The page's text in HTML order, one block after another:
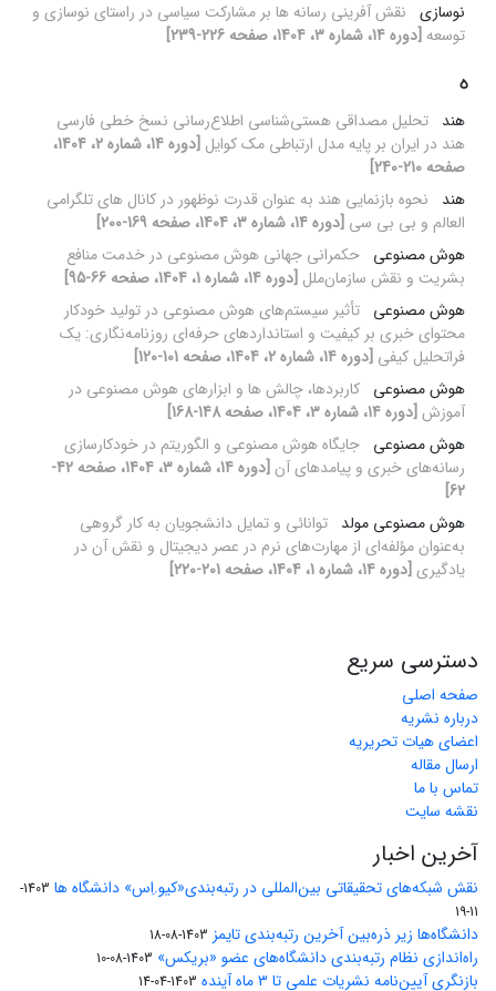
نوسازی نقش آفرینی رسانه ها بر مشارکت سیاسی در راستای نوسازی و
توسعه [دوره 14، شماره 3، 1404، صفحه 226-239]
ه
هند تحلیل مصداقی هستی‌شناسی اطلاع‌رسانی نسخ خطی فارسی
هند در ایران بر پایه مدل ارتباطی مک کوایل
[دوره 14، شماره 2، 1404،
صفحه 210-240]
هند
نحوه بازنمایی هند به عنوان قدرت نوظهور در کانال های تلگرامی
العالم و بی بی سی [دوره 14، شماره 3، 1404، صفحه 169-200]
هوش مصنوعی حکمرانی جهانی هوش مصنوعی در خدمت منافع
بشریت و نقش سازمان‌ملل [دوره 14، شماره 1، 1404، صفحه 66-95]
هوش مصنوعی تأثیر سیستم‌های هوش مصنوعی در تولید خودکار
محتوای خبری بر کیفیت و استانداردهای حرفه‌ای روزنامه‌نگاری: یک
فراتحلیل کیفی [دوره 14، شماره 2، 1404، صفحه 101-120]
هوش مصنوعی کاربردها، چالش ‏ها و ابزارهای هوش مصنوعی در
آموزش [دوره 14، شماره 3، 1404، صفحه 148-168]
هوش مصنوعی جایگاه هوش مصنوعی و الگوریتم در خودکارسازی
رسانه‌های خبری و پیامدهای آن
[دوره 14، شماره 3، 1404، صفحه 42-
62]
هوش مصنوعی مولد توانائی و تمایل دانشجویان به کار گروهی
به‌عنوان مؤلفه‌ای از مهارت‌های نرم در عصر دیجیتال و نقش آن در
یادگیری [دوره 14، شماره 1، 1404، صفحه 201-220]
دسترسی سریع
صفحه اصلی
درباره نشریه
اعضای هیات تحریریه
ارسال مقاله
تماس با ما
نقشه سایت
آخرین اخبار
نقش شبکه‌های تحقیقاتی بین‌المللی در رتبه‌بندی«کیو.اِس» دانشگاه ها
1403-
11-19
دانشگاه‌ها زیر ذره‌بین آخرین رتبه‌بندی تایمز 1403-08-18
راه‌اندازی نظام رتبه‌بندی دانشگاه‌‌های عضو «بریکس» 1403-08-10
بازنگری آیین‌نامه نشریات علمی تا ۳ ماه آینده 1403-04-14